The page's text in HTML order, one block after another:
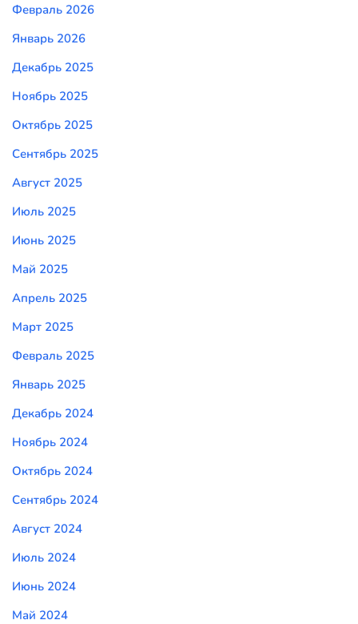
Февраль 2026
Январь 2026
Декабрь 2025
Ноябрь 2025
Октябрь 2025
Сентябрь 2025
Август 2025
Июль 2025
Июнь 2025
Май 2025
Апрель 2025
Март 2025
Февраль 2025
Январь 2025
Декабрь 2024
Ноябрь 2024
Октябрь 2024
Сентябрь 2024
Август 2024
Июль 2024
Июнь 2024
Май 2024